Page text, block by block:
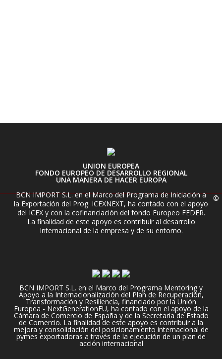
UNION EUROPEA
FONDO EUROPEO DE DESARROLLO REGIONAL
UNA MANERA DE HACER EUROPA
BCN IMPORT S.L. en el Marco del Programa de Iniciación a
la Exportación del Prog. ICEXNEXT, ha contado con el apoyo
del ICEX y con la cofinanciación del fondo Europeo FEDER.
La finalidad de este apoyo es contribuir al desarrollo
Internacional de la empresa y de su entorno.
BCN IMPORT S.L. en el Marco del Programa Mentoring y
Apoyo a la Internacionalización del Plan de Recuperación,
Transformación y Resiliencia, financiado por la Unión
Europea - NextGenerationEU, ha contado con el apoyo de la
Cámara de Comercio de España y de la Secretaría de Estado
de Comercio. La finalidad de este apoyo es contribuir a la
mejora y consolidación del posicionamiento internacional de
pymes exportadoras a través de la ejecución de un plan de
acción internacional
©